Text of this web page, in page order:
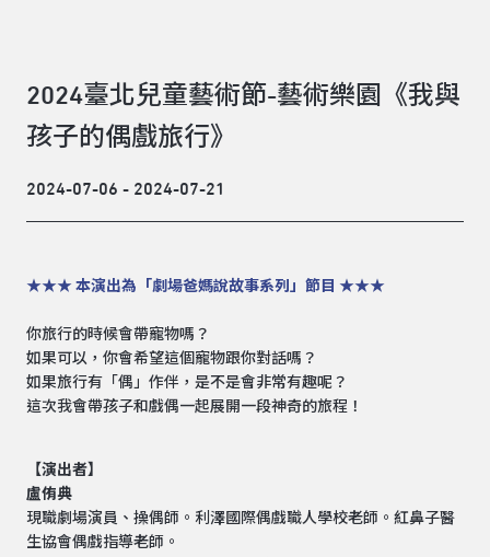
2024臺北兒童藝術節-藝術樂園《我與
孩子的偶戲旅行》
2024-07-06 - 2024-07-21
★★★ 本演出為「劇場爸媽說故事系列」節目 ★★★
你旅行的時候會帶寵物嗎？
如果可以，你會希望這個寵物跟你對話嗎？
如果旅行有「偶」作伴，是不是會非常有趣呢？
這次我會帶孩子和戲偶一起展開一段神奇的旅程！
【演出者】
盧侑典
現職劇場演員、操偶師。利澤國際偶戲職人學校老師。紅鼻子醫
生協會偶戲指導老師。